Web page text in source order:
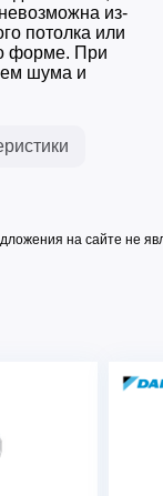
из-
потолка или
форме. При
шума и
на сайте не